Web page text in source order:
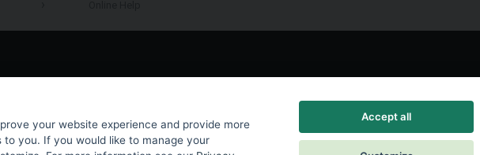
your website experience and provide more
to you. If you would like to manage your
Accept all